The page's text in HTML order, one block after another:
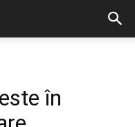
în